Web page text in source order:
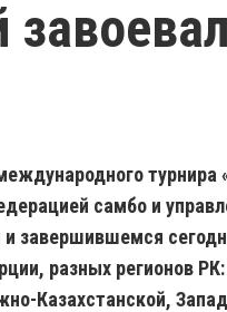
турнира
самбо и
завершившемся
разных регионов
Казахстанской,